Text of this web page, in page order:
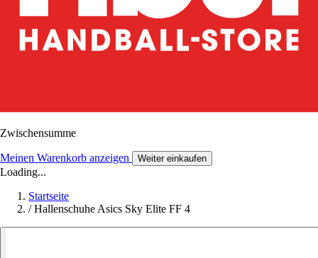
Zwischensumme
Meinen Warenkorb anzeigen Weiter einkaufen
Loading...
Startseite
/ Hallenschuhe Asics Sky Elite FF 4